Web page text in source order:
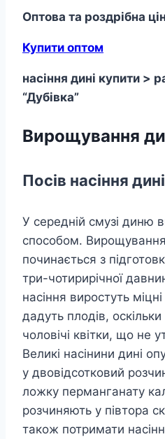
Оптова та роздрібна
Купити оптом
насіння дині купити >
“Дубівка”
Вирощування
Посів насіння дині
У середній смузі диню
способом.
починається з
три-чотирирічної
насіння виростуть
дадуть плодів,
чоловічі квітки, що не
Великі насінини дині
у двовідсотковий
ложку перманганату
розчиняють у півтора
також потримати